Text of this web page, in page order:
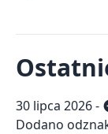
30 lipca 2026 -
Dodano